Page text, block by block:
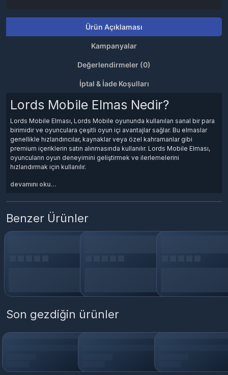
Ürün Açıklaması
Kampanyalar
Değerlendirmeler (0)
İptal & İade Koşulları
Lords Mobile Elmas Nedir?
Lords Mobile Elması, Lords Mobile oyununda kullanılan sanal bir para
birimidir ve oyunculara çeşitli oyun içi avantajlar sağlar. Bu elmaslar
genellikle hızlandırıcılar, kaynaklar veya özel kahramanlar gibi
premium içeriklerin satın alınmasında kullanılır. Lords Mobile Elması,
oyuncuların oyun deneyimini geliştirmek ve ilerlemelerini
hızlandırmak için kullanılır.
devamını oku...
Benzer Ürünler
Son gezdiğin ürünler